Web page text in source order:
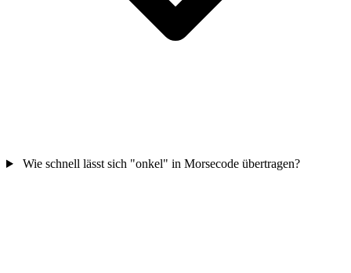
Wie schnell lässt sich "onkel" in Morsecode übertragen?